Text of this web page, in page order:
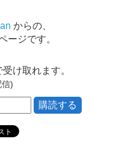
からの、
ージです。
け取れます。
信)